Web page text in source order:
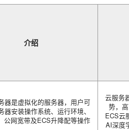
介绍
器是虚拟化的服务器，用户可
器安装操作系统、运行环境、
公网宽带及ECS升降配等操作
云服务
势，
ECS云
AI深度